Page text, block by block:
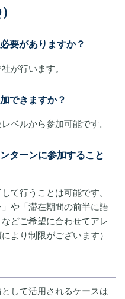
要がありますか？
が行います。
できますか？
ベルから参加可能です。
ターンに参加すること
て行うことは可能です。
や「滞在期間の前半に語
どご希望に合わせてアレ
より制限がございます）
して活用されるケースは